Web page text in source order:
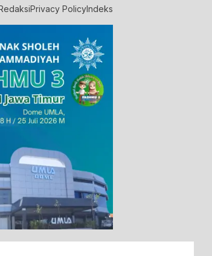
Privacy PolicyIndeks